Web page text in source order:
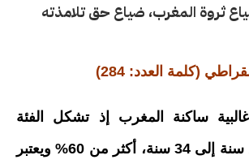
ثروة المغرب، ضياع حق تلامذته
(كلمة العدد: 284)
ساكنة المغرب إذ تشكل الفئة
العمرية لأقل من سنة إلى 34 سنة، أكثر من 60% ويعتبر